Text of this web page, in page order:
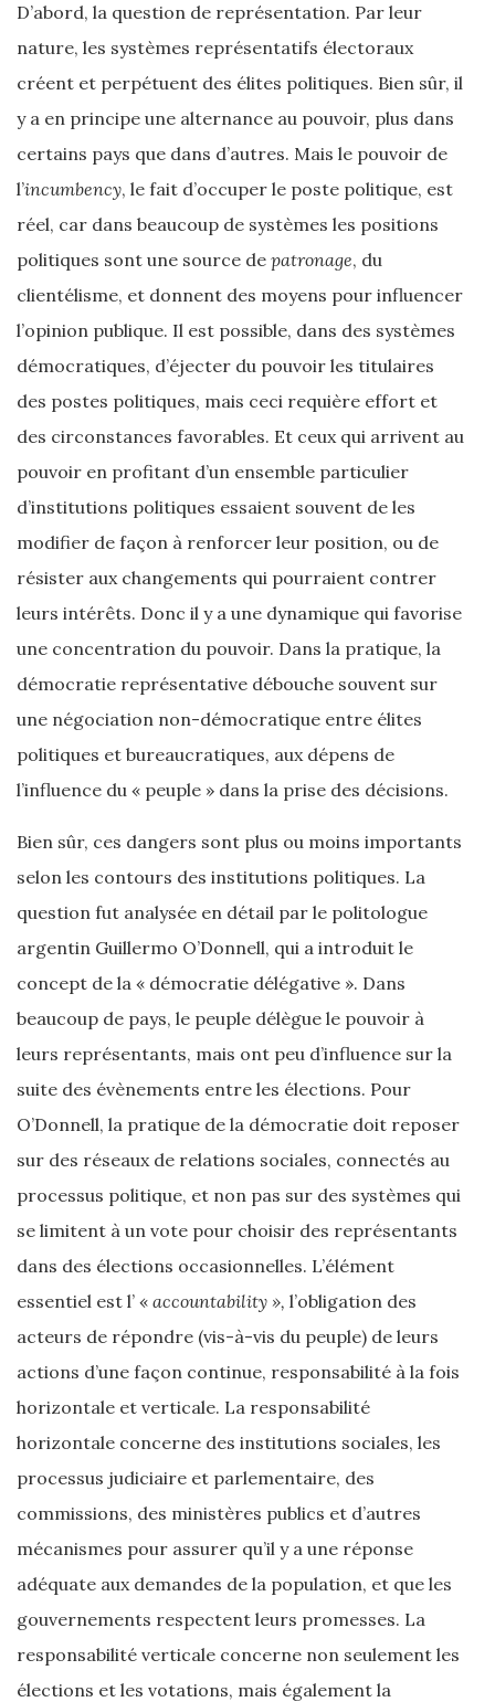
D’abord, la question de représentation. Par leur
nature, les systèmes représentatifs électoraux
créent et perpétuent des élites politiques. Bien sûr, il
y a en principe une alternance au pouvoir, plus dans
certains pays que dans d’autres. Mais le pouvoir de
l’incumbency, le fait d’occuper le poste politique, est
réel, car dans beaucoup de systèmes les positions
politiques sont une source de patronage, du
clientélisme, et donnent des moyens pour influencer
l’opinion publique. Il est possible, dans des systèmes
démocratiques, d’éjecter du pouvoir les titulaires
des postes politiques, mais ceci requière effort et
des circonstances favorables. Et ceux qui arrivent au
pouvoir en profitant d’un ensemble particulier
d’institutions politiques essaient souvent de les
modifier de façon à renforcer leur position, ou de
résister aux changements qui pourraient contrer
leurs intérêts. Donc il y a une dynamique qui favorise
une concentration du pouvoir. Dans la pratique, la
démocratie représentative débouche souvent sur
une négociation non-démocratique entre élites
politiques et bureaucratiques, aux dépens de
l’influence du « peuple » dans la prise des décisions.
Bien sûr, ces dangers sont plus ou moins importants
selon les contours des institutions politiques. La
question fut analysée en détail par le politologue
argentin Guillermo O’Donnell, qui a introduit le
concept de la « démocratie délégative ». Dans
beaucoup de pays, le peuple délègue le pouvoir à
leurs représentants, mais ont peu d’influence sur la
suite des évènements entre les élections. Pour
O’Donnell, la pratique de la démocratie doit reposer
sur des réseaux de relations sociales, connectés au
processus politique, et non pas sur des systèmes qui
se limitent à un vote pour choisir des représentants
dans des élections occasionnelles. L’élément
essentiel est l’ « accountability », l’obligation des
acteurs de répondre (vis-à-vis du peuple) de leurs
actions d’une façon continue, responsabilité à la fois
horizontale et verticale. La responsabilité
horizontale concerne des institutions sociales, les
processus judiciaire et parlementaire, des
commissions, des ministères publics et d’autres
mécanismes pour assurer qu’il y a une réponse
adéquate aux demandes de la population, et que les
gouvernements respectent leurs promesses. La
responsabilité verticale concerne non seulement les
élections et les votations, mais également la